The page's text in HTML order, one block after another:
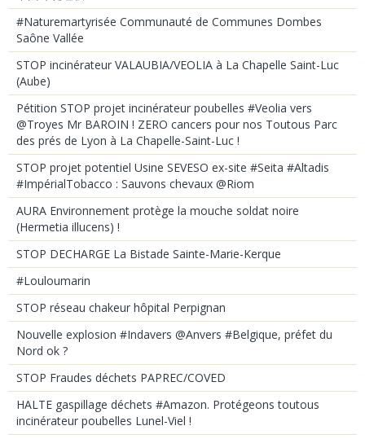
#Naturemartyrisée Communauté de Communes Dombes
Saône Vallée
STOP incinérateur VALAUBIA/VEOLIA à La Chapelle Saint-Luc
(Aube)
Pétition STOP projet incinérateur poubelles #Veolia vers
@Troyes Mr BAROIN ! ZERO cancers pour nos Toutous Parc
des prés de Lyon à La Chapelle-Saint-Luc !
STOP projet potentiel Usine SEVESO ex-site #Seita #Altadis
#ImpérialTobacco : Sauvons chevaux @Riom
AURA Environnement protège la mouche soldat noire
(Hermetia illucens) !
STOP DECHARGE La Bistade Sainte-Marie-Kerque
#Louloumarin
STOP réseau chakeur hôpital Perpignan
Nouvelle explosion #Indavers @Anvers #Belgique, préfet du
Nord ok ?
STOP Fraudes déchets PAPREC/COVED
HALTE gaspillage déchets #Amazon. Protégeons toutous
incinérateur poubelles Lunel-Viel !